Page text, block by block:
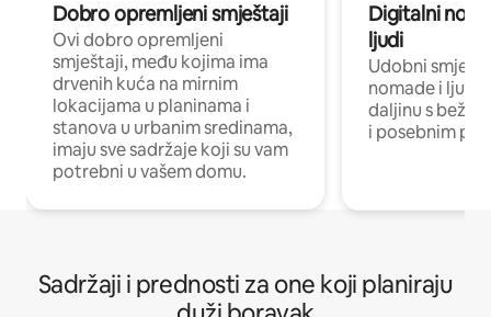
Dobro opremljeni smještaji
Ovi dobro opremljeni
smještaji, među kojima ima
drvenih kuća na mirnim
lokacijama u planinama i
stanova u urbanim sredinama,
imaju sve sadržaje koji su vam
potrebni u vašem domu.
Digitalni
ljudi
Udobni
nomade i ljude
daljinu s
i posebnim
Sadržaji i prednosti za one koji planiraju